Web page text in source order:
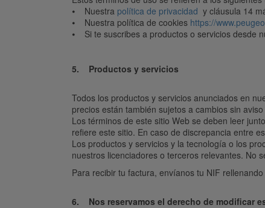
⦁ Nuestra política de privacidad y cláusula 14
⦁ Nuestra política de cookies https://
⦁ Si te suscribes a productos o servicios desde
5. Productos y servicios
Todos los productos y servicios anunciados en
precios están también sujetos a cambios sin
Los términos de este sitio Web se deben leer
refiere este sitio. En caso de discrepancia entre
Los productos y servicios y la tecnología o los
nuestros licenciadores o terceros relevantes. No
Para recibir tu factura, envíanos tu NIF
6. Nos reservamos el derecho de modificar